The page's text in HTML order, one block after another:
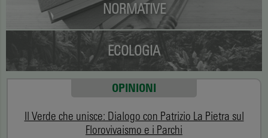
NORMATIVE
ECOLOGIA
OPINIONI
Il Verde che unisce: Dialogo con Patrizio La Pietra sul
Florovivaismo e i Parchi